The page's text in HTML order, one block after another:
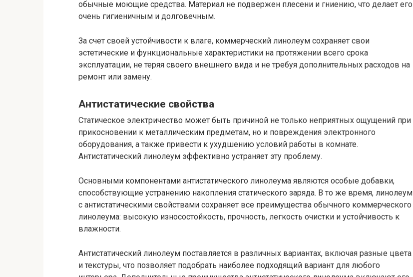
обычные моющие средства. Материал не подвержен плесени и гниению, что делает его
очень гигиеничным и долговечным.
За счет своей устойчивости к влаге, коммерческий линолеум сохраняет свои
эстетические и функциональные характеристики на протяжении всего срока
эксплуатации, не теряя своего внешнего вида и не требуя дополнительных расходов на
ремонт или замену.
Антистатические свойства
Статическое электричество может быть причиной не только неприятных ощущений при
прикосновении к металлическим предметам, но и повреждения электронного
оборудования, а также привести к ухудшению условий работы в комнате.
Антистатический линолеум эффективно устраняет эту проблему.
Основными компонентами антистатического линолеума являются особые добавки,
способствующие устранению накопления статического заряда. В то же время, линолеум
с антистатическими свойствами сохраняет все преимущества обычного коммерческого
линолеума: высокую износостойкость, прочность, легкость очистки и устойчивость к
влажности.
Антистатический линолеум поставляется в различных вариантах, включая разные цвета
и текстуры, что позволяет подобрать наиболее подходящий вариант для любого